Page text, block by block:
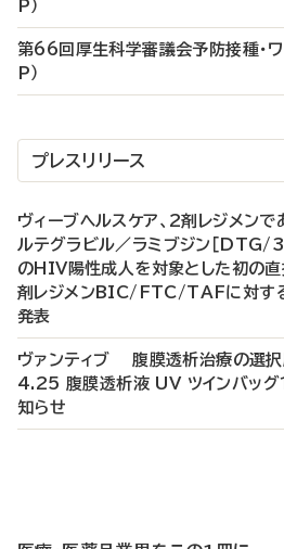
P）
第66回厚生科学審議会予防接種・ワ
P）
プレスリリース
ヴィーブヘルスケア、2剤レジメンで
ルテグラビル／ラミブジン［DTG/
のHIV陽性成人を対象とした初の
剤レジメンBIC/FTC/TAFに対す
発表
ヴァンティブ 腹膜透析治療の選択
4.25 腹膜透析液 UV ツインバッグ
知らせ